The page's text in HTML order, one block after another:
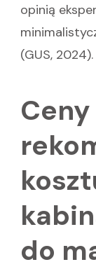
opinią
(GUS, 2024).
Ceny
do